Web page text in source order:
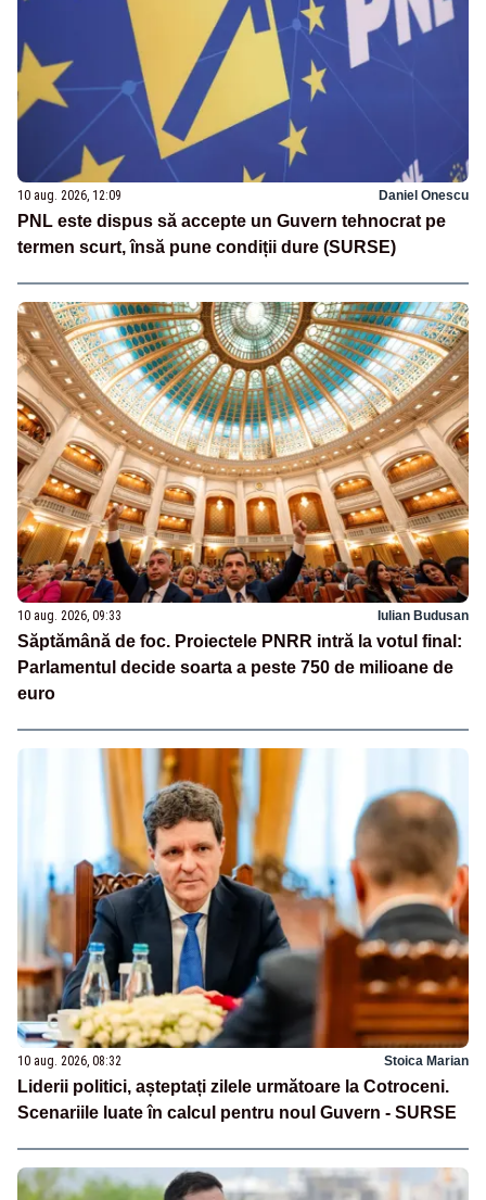
10 aug. 2026, 12:09 Daniel Onescu
PNL este dispus să accepte un Guvern tehnocrat pe
termen scurt, însă pune condiții dure (SURSE)
10 aug. 2026, 09:33 Iulian Budusan
Săptămână de foc. Proiectele PNRR intră la votul final:
Parlamentul decide soarta a peste 750 de milioane de
euro
10 aug. 2026, 08:32 Stoica Marian
Liderii politici, așteptați zilele următoare la Cotroceni.
Scenariile luate în calcul pentru noul Guvern - SURSE